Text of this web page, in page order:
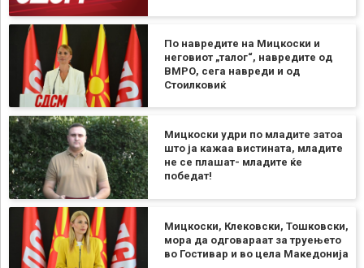
По навредите на Мицкоски и
неговиот „талог“, навредите од
ВМРО, сега навреди и од
Стоилковиќ
Мицкоски удри по младите затоа
што ја кажаа вистината, младите
не се плашат- младите ќе
победат!
Мицкоски, Клековски, Тошковски,
мора да одговараат за труењето
во Гостивар и во цела Македонија